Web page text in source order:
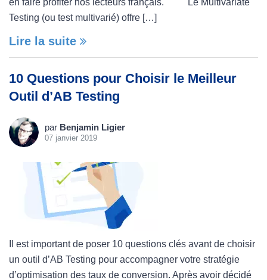
en faire profiter nos lecteurs français. Le Multivariate
Testing (ou test multivarié) offre […]
Lire la suite
10 Questions pour Choisir le Meilleur
Outil d’AB Testing
par Benjamin Ligier
07 janvier 2019
Il est important de poser 10 questions clés avant de choisir
un outil d’AB Testing pour accompagner votre stratégie
d’optimisation des taux de conversion. Après avoir décidé